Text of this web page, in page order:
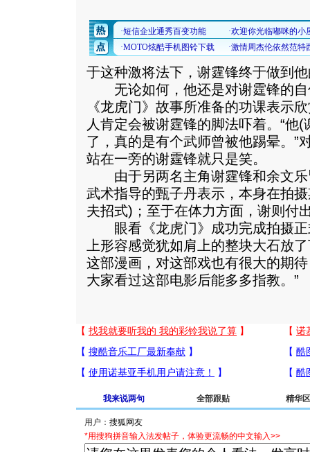
于这种激将法下，谢霆锋终于做到
无论如何，他还是对谢霆锋的自
《龙虎门》故事所准备的功课表示
人肯定会被谢霆锋的脚法吓着。“他
了，真的是有个武师曾被他踢晕。”
站在一旁的谢霆锋就只是笑。
由于另两名主角谢霆锋和余文乐
武术指导的甄子丹表示，本身在拍
夫招式)；至于在体力方面，谢则付
眼看《龙虎门》成功完成拍摄正
上形容感觉犹如肩上的整块大石放
这部漫画，对这部戏也有很大的期
大家看过这部电影后能多多指教。”
我来说两句 全部跟贴 精华区
用户：
*用搜狗拼音输入法发帖子，体验更流畅的中文输入>>